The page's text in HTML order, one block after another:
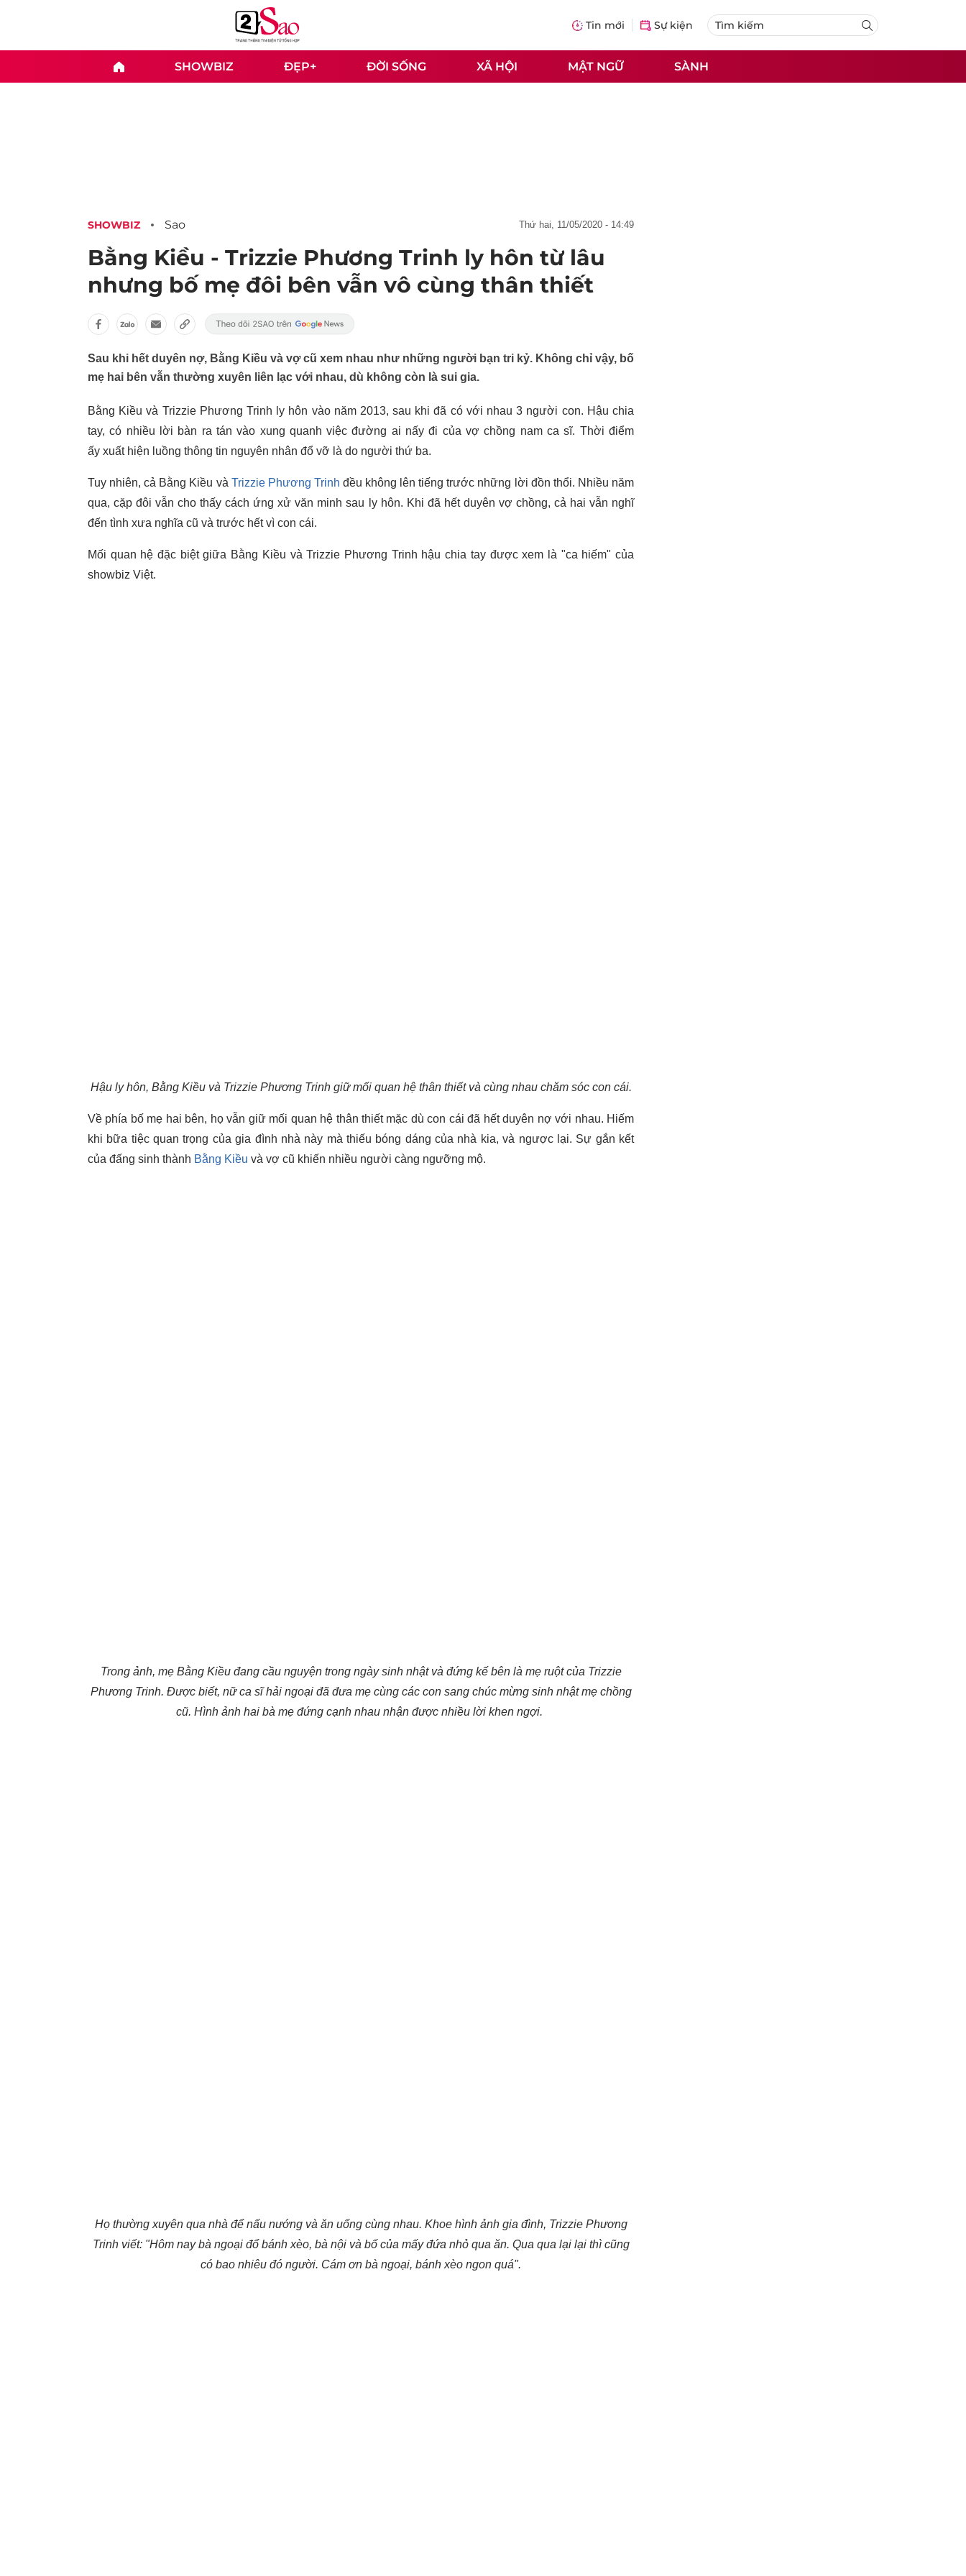
Tin mới Sự kiện
SHOWBIZ ĐẸP+ ĐỜI SỐNG XÃ HỘI MẬT NGỮ SÀNH
SHOWBIZ Sao thứ hai, 11/05/2020 - 14:49
Bằng Kiều - Trizzie Phương Trinh ly hôn từ lâu
nhưng bố mẹ đôi bên vẫn vô cùng thân thiết
Sau khi hết duyên nợ, Bằng Kiều và vợ cũ xem nhau như những người bạn tri kỷ. Không chỉ vậy, bố
mẹ hai bên vẫn thường xuyên liên lạc với nhau, dù không còn là sui gia.
Bằng Kiều và Trizzie Phương Trinh ly hôn vào năm 2013, sau khi đã có với nhau 3 người con. Hậu chia
tay, có nhiều lời bàn ra tán vào xung quanh việc đường ai nấy đi của vợ chồng nam ca sĩ. Thời điểm
ấy xuất hiện luồng thông tin nguyên nhân đổ vỡ là do người thứ ba.
Tuy nhiên, cả Bằng Kiều và Trizzie Phương Trinh đều không lên tiếng trước những lời đồn thổi. Nhiều năm
qua, cặp đôi vẫn cho thấy cách ứng xử văn minh sau ly hôn. Khi đã hết duyên vợ chồng, cả hai vẫn nghĩ
đến tình xưa nghĩa cũ và trước hết vì con cái.
Mối quan hệ đặc biệt giữa Bằng Kiều và Trizzie Phương Trinh hậu chia tay được xem là "ca hiếm" của
showbiz Việt.
Hậu ly hôn, Bằng Kiều và Trizzie Phương Trinh giữ mối quan hệ thân thiết và cùng nhau chăm sóc con cái.
Về phía bố mẹ hai bên, họ vẫn giữ mối quan hệ thân thiết mặc dù con cái đã hết duyên nợ với nhau. Hiếm
khi bữa tiệc quan trọng của gia đình nhà này mà thiếu bóng dáng của nhà kia, và ngược lại. Sự gắn kết
của đấng sinh thành Bằng Kiều và vợ cũ khiến nhiều người càng ngưỡng mộ.
Trong ảnh, mẹ Bằng Kiều đang cầu nguyện trong ngày sinh nhật và đứng kế bên là mẹ ruột của Trizzie
Phương Trinh. Được biết, nữ ca sĩ hải ngoại đã đưa mẹ cùng các con sang chúc mừng sinh nhật mẹ chồng
cũ. Hình ảnh hai bà mẹ đứng cạnh nhau nhận được nhiều lời khen ngợi.
Họ thường xuyên qua nhà để nấu nướng và ăn uống cùng nhau. Khoe hình ảnh gia đình, Trizzie Phương
Trinh viết: "Hôm nay bà ngoại đổ bánh xèo, bà nội và bố của mấy đứa nhỏ qua ăn. Qua qua lại lại thì cũng
có bao nhiêu đó người. Cám ơn bà ngoại, bánh xèo ngon quá".